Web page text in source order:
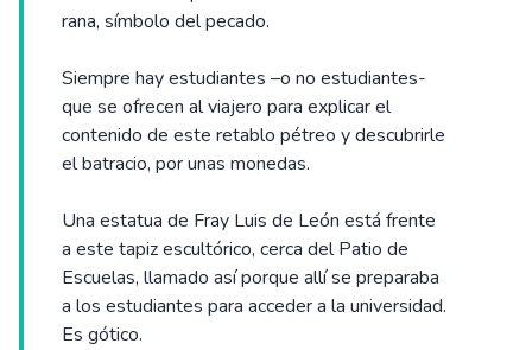
rana, símbolo del pecado.
Siempre hay estudiantes –o no estudiantes-
que se ofrecen al viajero para explicar el
contenido de este retablo pétreo y descubrirle
el batracio, por unas monedas.
Una estatua de Fray Luis de León está frente
a este tapiz escultórico, cerca del Patio de
Escuelas, llamado así porque allí se preparaba
a los estudiantes para acceder a la universidad.
Es gótico.